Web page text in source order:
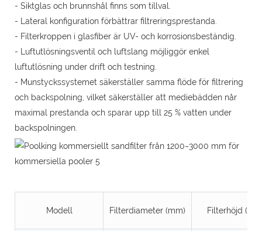
- Siktglas och brunnshål finns som tillval.
- Lateral konfiguration förbättrar filtreringsprestanda.
- Filterkroppen i glasfiber är UV- och korrosionsbeständig.
- Luftutlösningsventil och luftslang möjliggör enkel
luftutlösning under drift och testning.
- Munstyckssystemet säkerställer samma flöde för filtrering
och backspolning, vilket säkerställer att mediebädden når
maximal prestanda och sparar upp till 25 % vatten under
backspolningen.
Modell Filterdiameter (mm) Filterhöjd